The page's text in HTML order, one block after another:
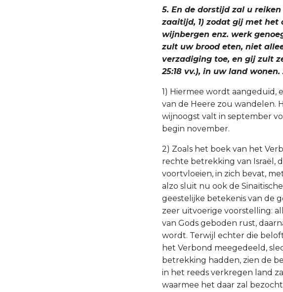
5. En de dorstijd zal u
zaaitijd, 1) zodat gij met het
wijnbergen enz. werk
zult uw brood eten, niet
verzadiging toe, en gij zult
25:18 vv.), in uw land wonen.
1) Hiermee wordt aangeduid,
van de Heere zou wandelen.
wijnoogst valt in september
begin november.
2) Zoals het boek van het
rechte betrekking van Israël,
voortvloeien, in zich bevat,
alzo sluit nu ook de
geestelijke betekenis van de
zeer uitvoerige voorstelling:
van Gods geboden rust,
wordt. Terwijl echter die
het Verbond meegedeeld,
betrekking hadden, zien de
in het reeds verkregen land
waarmee het daar zal